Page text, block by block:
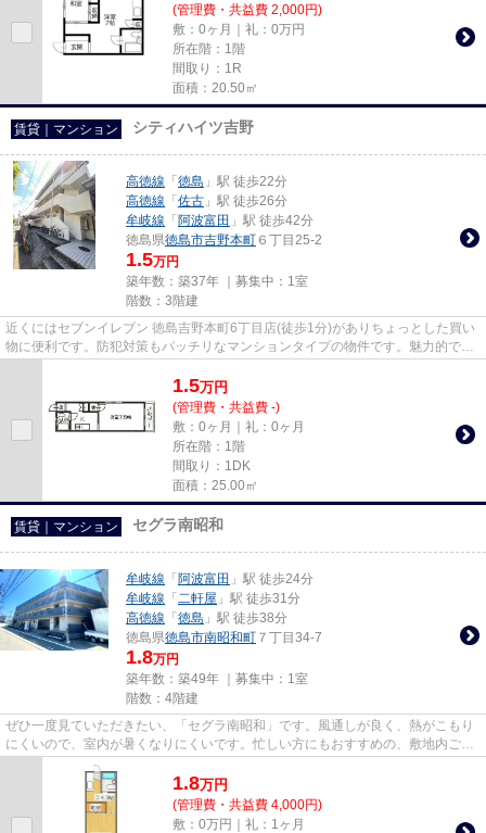
(管理費・共益費 2,000円)
敷：0ヶ月｜礼：0万円
所在階：1階
間取り：1R
面積：20.50㎡
賃貸｜マンション シティハイツ吉野
高徳線 「 徳島 」駅 徒歩22分
高徳線 「 佐古 」駅 徒歩26分
牟岐線 「 阿波富田 」駅 徒歩42分
徳島県徳島市吉野本町 ６丁目25-2
1.5万円
築年数：築37年 ｜募集中： 1室
階数：3階建
近くにはセブンイレブン 徳島吉野本町6丁目店(徒歩1分)がありちょっとした買い
物に便利です。防犯対策もバッチリなマンションタイプの物件です。魅力的で眺
1.5万円
(管理費・共益費 -)
敷：0ヶ月｜礼：0ヶ月
所在階：1階
間取り：1DK
面積：25.00㎡
賃貸｜マンション セグラ南昭和
牟岐線 「 阿波富田 」駅 徒歩24分
牟岐線 「 二軒屋 」駅 徒歩31分
高徳線 「 徳島 」駅 徒歩38分
徳島県徳島市南昭和町 ７丁目34-7
1.8万円
築年数：築49年 ｜募集中： 1室
階数：4階建
ぜひ一度見ていただきたい、「セグラ南昭和」です。風通しが良く、熱がこもり
にくいので、室内が暑くなりにくいです。忙しい方にもおすすめの、敷地内ごみ
置き場付きの物件です。お家...
1.8万円
(管理費・共益費 4,000円)
敷：0万円｜礼：1ヶ月